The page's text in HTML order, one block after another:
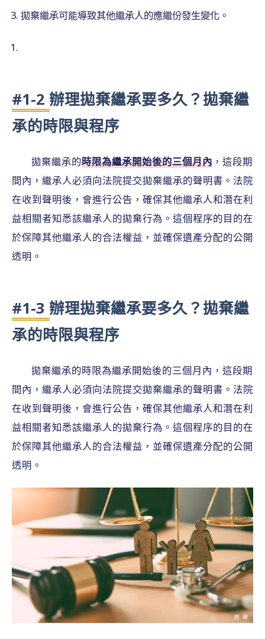
拋棄繼承可能導致其他繼承人的應繼份發生變化。
#1-2 辦理拋棄繼承要多久？拋棄繼
承的時限與程序
拋棄繼承的時限為繼承開始後的三個月內，這段期
間內，繼承人必須向法院提交拋棄繼承的聲明書。法院
在收到聲明後，會進行公告，確保其他繼承人和潛在利
益相關者知悉該繼承人的拋棄行為。這個程序的目的在
於保障其他繼承人的合法權益，並確保遺產分配的公開
透明。
#1-3 辦理拋棄繼承要多久？拋棄繼
承的時限與程序
拋棄繼承的時限為繼承開始後的三個月內，這段期
間內，繼承人必須向法院提交拋棄繼承的聲明書。法院
在收到聲明後，會進行公告，確保其他繼承人和潛在利
益相關者知悉該繼承人的拋棄行為。這個程序的目的在
於保障其他繼承人的合法權益，並確保遺產分配的公開
透明。